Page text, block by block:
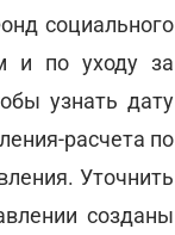
социального
и по уходу за
узнать дату
расчета по
Уточнить
созданы